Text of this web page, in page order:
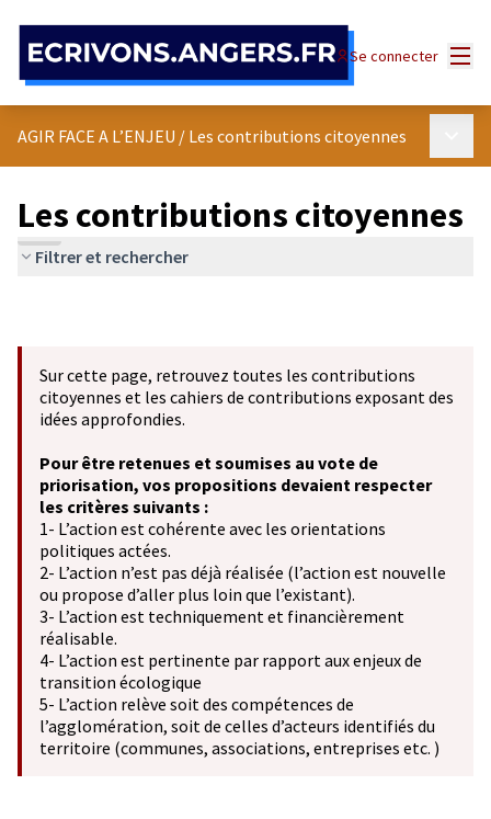
Se connecter
AGIR FACE A L’ENJEU / Les contributions citoyennes
Les contributions citoyennes
Filtrer et rechercher
Sur cette page, retrouvez toutes les contributions
citoyennes et les cahiers de contributions exposant des
idées approfondies.
Pour être retenues et soumises au vote de
priorisation, vos propositions devaient respecter
les critères suivants :
1- L’action est cohérente avec les orientations
politiques actées.
2- L’action n’est pas déjà réalisée (l’action est nouvelle
ou propose d’aller plus loin que l’existant).
3- L’action est techniquement et financièrement
réalisable.
4- L’action est pertinente par rapport aux enjeux de
transition écologique
5- L’action relève soit des compétences de
l’agglomération, soit de celles d’acteurs identifiés du
territoire (communes, associations, entreprises etc. )